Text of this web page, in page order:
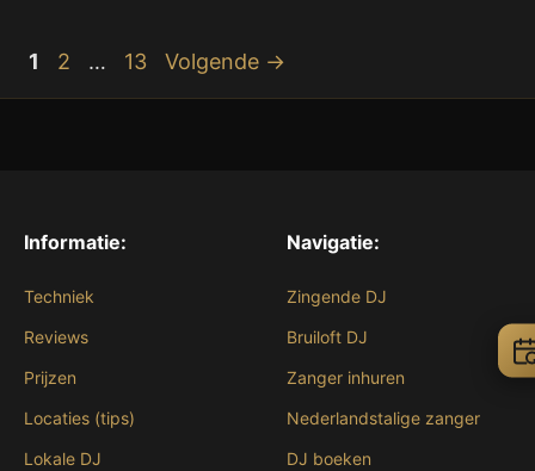
Pagina
1 Pagina
2 … Pagina
13 Volgende →
Informatie:
Techniek
Reviews
Prijzen
Locaties (tips)
Lokale DJ
Navigatie:
Zingende DJ
Bruiloft DJ
Zanger inhuren
Nederlandstalige zanger
DJ boeken